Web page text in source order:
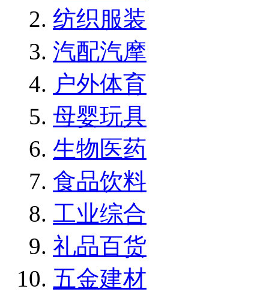
纺织服装
汽配汽摩
户外体育
母婴玩具
生物医药
食品饮料
工业综合
礼品百货
五金建材